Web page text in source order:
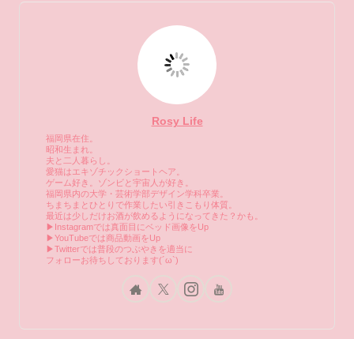
Rosy Life
福岡県在住。
昭和生まれ。
夫と二人暮らし。
愛猫はエキゾチックショートヘア。
ゲーム好き。ゾンビと宇宙人が好き。
福岡県内の大学・芸術学部デザイン学科卒業。
ちまちまとひとりで作業したい引きこもり体質。
最近は少しだけお酒が飲めるようになってきた？かも。
▶Instagramでは真面目にベッド画像をUp
▶YouTubeでは商品動画をUp
▶Twitterでは普段のつぶやきを適当に
フォローお待ちしております(´ω`)